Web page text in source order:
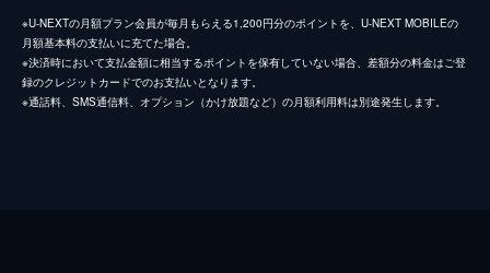
※U-NEXTの月額プラン会員が毎月もらえる1,200円分のポイントを、U-NEXT MOBILEの
月額基本料の支払いに充てた場合。
※決済時において支払金額に相当するポイントを保有していない場合、差額分の料金はご登
録のクレジットカードでのお支払いとなります。
※通話料、SMS通信料、オプション（かけ放題など）の月額利用料は別途発生します。